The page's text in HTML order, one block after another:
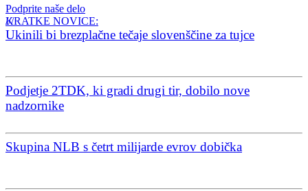
Podprite naše delo
KRATKE NOVICE:
Ukinili bi brezplačne tečaje slovenščine za tujce
Podjetje 2TDK, ki gradi drugi tir, dobilo nove
nadzornike
Skupina NLB s četrt milijarde evrov dobička